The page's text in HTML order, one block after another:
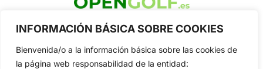
INFORMACIÓN BÁSICA SOBRE COOKIES
Bienvenida/o a la información básica sobre las cookies de
la página web responsabilidad de la entidad:
OpenGolf ofrece toda la actualidad, información del golf
profesional y amateur, resultados en directo, vídeos, noticias,
Jon Rahm, LIV Golf, PGA Tour, Ryder Cup, DP World Tour, LPGA
Tour...